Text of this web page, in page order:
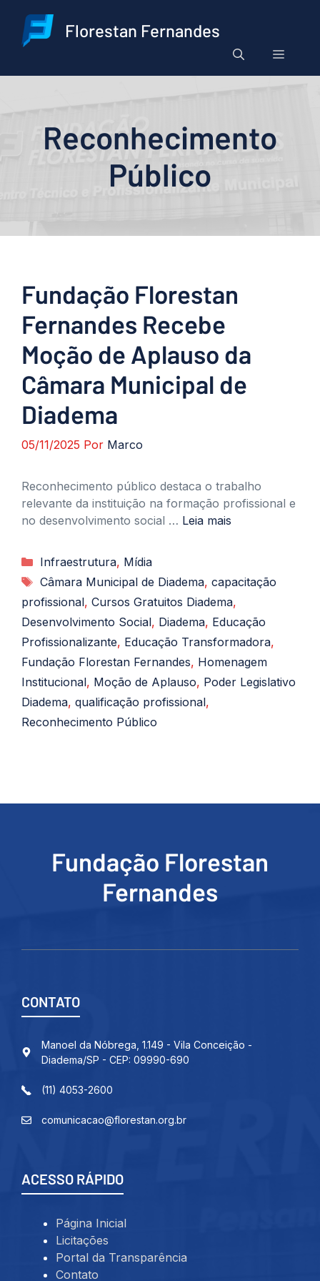
para
Florestan Fernandes
Menu
Reconhecimento
Público
Fundação Florestan
Fernandes Recebe
Moção de Aplauso da
Câmara Municipal de
Diadema
05/11/2025 Por Marco
Reconhecimento público destaca o trabalho
relevante da instituição na formação profissional e
no desenvolvimento social … Leia mais
Categorias
Infraestrutura, Mídia
Tags
Câmara Municipal de Diadema, capacitação
profissional, Cursos Gratuitos Diadema,
Desenvolvimento Social, Diadema, Educação
Profissionalizante, Educação Transformadora,
Fundação Florestan Fernandes, Homenagem
Institucional, Moção de Aplauso, Poder Legislativo
Diadema, qualificação profissional,
Reconhecimento Público
Fundação Florestan
Fernandes
CONTATO
Manoel da Nóbrega, 1.149 - Vila Conceição -
Diadema/SP - CEP: 09990-690
(11) 4053-2600
comunicacao@florestan.org.br
ACESSO RÁPIDO
Página Inicial
Licitações
Portal da Transparência
Contato